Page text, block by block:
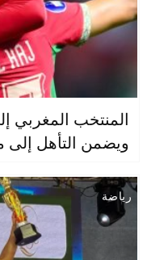
المنتخب المغربي
ويضمن التأهل إلى
رياضة